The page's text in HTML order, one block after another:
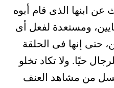
عن ابنها الذى قام أبوه
ومستعدة لفعل أى
حتى إنها فى الحلقة
حيًا. ولا تكاد تخلو
من مشاهد العنف